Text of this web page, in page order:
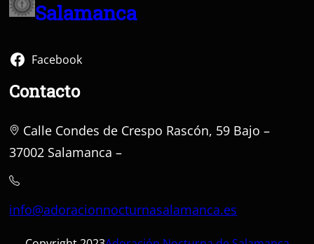
Salamanca
Facebook
Contacto
Calle Condes de Crespo Rascón, 59 Bajo –
37002 Salamanca –
info@adoracionnocturnasalamanca.es